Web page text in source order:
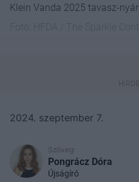
Klein Vanda 2025 tavasz-nyár
2024. szeptember 7.
Szöveg:
Pongrácz Dóra
Újságíró